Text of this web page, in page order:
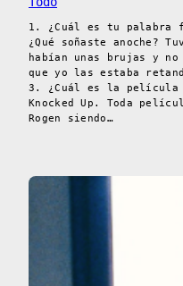
1. ¿Cuál es tu palabra
¿Qué soñaste anoche?
habían unas brujas y no
que yo las estaba
3. ¿Cuál es la película
Knocked Up. Toda
Rogen siendo…